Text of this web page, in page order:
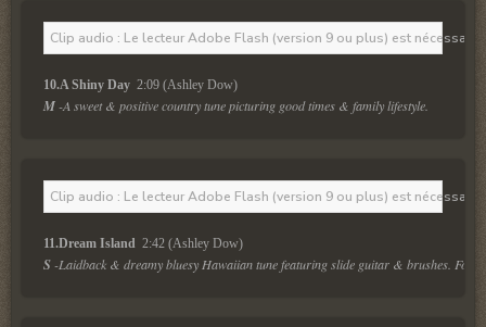
Clip audio : Le lecteur Adobe Flash (version 9 ou plus) est
10.A Shiny Day 2:09 (Ashley Dow)
M -A sweet & positive country tune picturing good times & family lifestyle.
Clip audio : Le lecteur Adobe Flash (version 9 ou plus) est
11.Dream Island 2:42 (Ashley Dow)
S -Laidback & dreamy bluesy Hawaiian tune featuring slide guitar & brushes. For